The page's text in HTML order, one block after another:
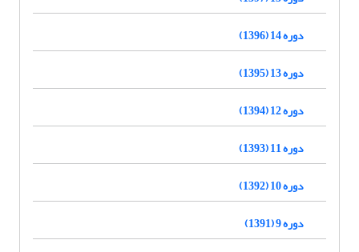
دوره 14 (1396)
دوره 13 (1395)
دوره 12 (1394)
دوره 11 (1393)
دوره 10 (1392)
دوره 9 (1391)